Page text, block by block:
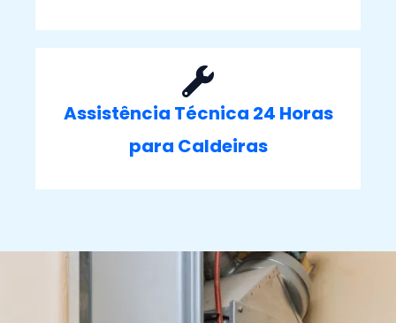
Assistência Técnica 24 Horas
para Caldeiras